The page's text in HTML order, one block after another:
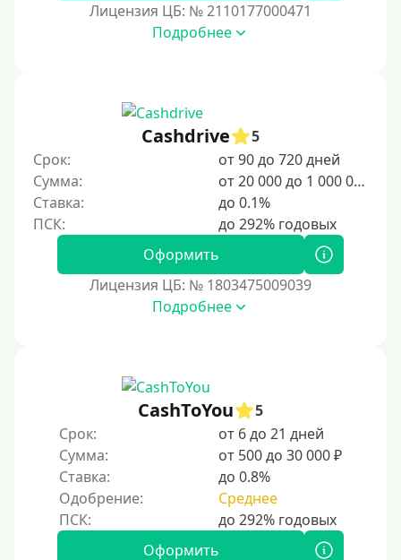
6000 руб
7000 руб
8000 руб
10000 руб
30000 руб на год
35000 руб
40000 руб
50000 руб
Лицензия ЦБ: № 2110177000471
Подробнее
Cashdrive
5
Срок:
от 90 до 720 дней
Сумма:
от 20 000 до 1 000 000 ₽
Ставка:
до 0.1%
Оформить
Лицензия ЦБ: № 1803475009039
Подробнее
CashToYou
5
Срок:
от 6 до 21 дней
Сумма:
от 500 до 30 000 ₽
Ставка:
до 0.8%
Одобрение:
Среднее
Оформить